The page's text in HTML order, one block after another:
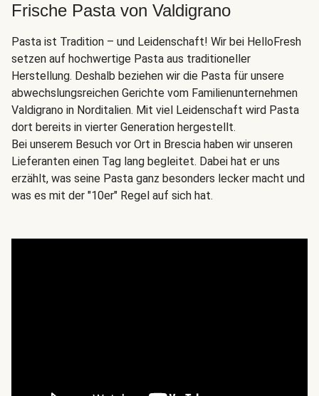
Frische Pasta von Valdigrano
Pasta ist Tradition – und Leidenschaft! Wir bei HelloFresh
setzen auf hochwertige Pasta aus traditioneller
Herstellung. Deshalb beziehen wir die Pasta für unsere
abwechslungsreichen Gerichte vom Familienunternehmen
Valdigrano in Norditalien. Mit viel Leidenschaft wird Pasta
dort bereits in vierter Generation hergestellt.
Bei unserem Besuch vor Ort in Brescia haben wir unseren
Lieferanten einen Tag lang begleitet. Dabei hat er uns
erzählt, was seine Pasta ganz besonders lecker macht und
was es mit der "10er" Regel auf sich hat.